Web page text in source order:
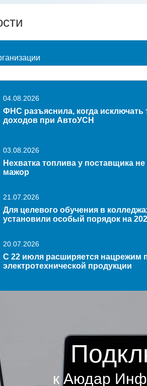
04.08.2026
ФНС разъяснила, когда исключать
доходов при АвтоУСН
03.08.2026
Нехватка топлива у поставщика
мажор
21.07.2026
Для целевого обучения в
установили особый порядок на
20.07.2026
С 22 июля расширяется нацрежим
электротехнической продукции
к Аюдар